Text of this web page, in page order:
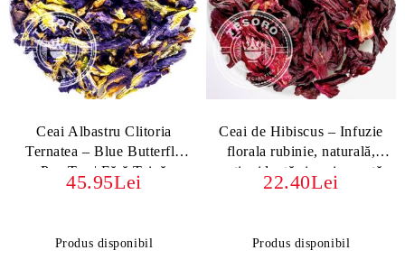
Ceai Albastru Clitoria
Ternatea – Blue Butterfly
Pea Tea | Fără Teină
45.95Lei
Produs disponibil
Ceai de Hibiscus – Infuzie
florala rubinie, naturală,
antioxidantă si revigorantă
22.40Lei
Produs disponibil